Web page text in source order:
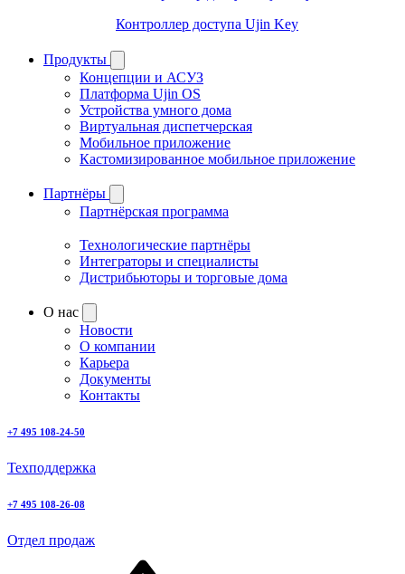
Контроллер доступа Ujin Key
Продукты
Концепции и АСУЗ
Платформа Ujin OS
Устройства умного дома
Виртуальная диспетчерская
Мобильное приложение
Кастомизированное мобильное приложение
Партнёры
Партнёрская программа
Технологические партнёры
Интеграторы и специалисты
Дистрибьюторы и торговые дома
О нас
Новости
О компании
Карьера
Документы
Контакты
+7 495 108-24-50
Техподдержка
+7 495 108-26-08
Отдел продаж